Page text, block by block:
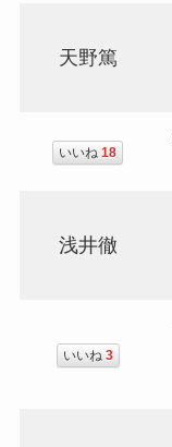
天野篤
いいね18
浅井徹
いいね 3